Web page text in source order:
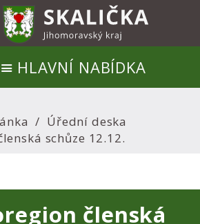
HLAVNÍ NABÍDKA
Úřední deska
schůze 12.12.
členská